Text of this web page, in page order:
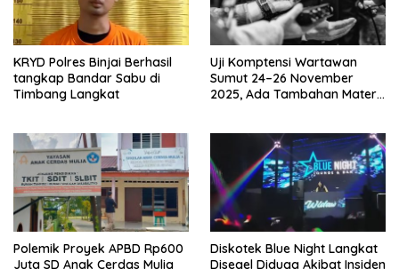
KRYD Polres Binjai Berhasil
tangkap Bandar Sabu di
Timbang Langkat
Uji Komptensi Wartawan
Sumut 24–26 November
2025, Ada Tambahan Materi
Polemik Proyek APBD Rp600
Juta SD Anak Cerdas Mulia
Diskotek Blue Night Langkat
Disegel Diduga Akibat Insiden